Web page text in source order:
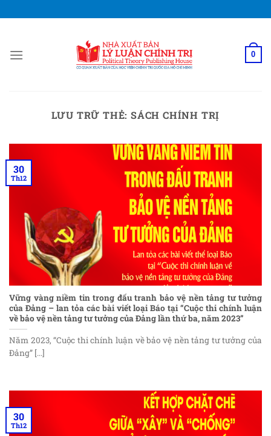
qua
dung
0
LƯU TRỮ THẺ:SÁCH CHÍNH TRỊ
Vững vàng niềm tin trong đấu tranh bảo vệ nền tảng tư tưởng
của Đảng – lan tỏa các bài viết loại Báo tại “Cuộc thi chính luận
về bảo vệ nền tảng tư tưởng của Đảng lần thứ ba, năm 2023”
Năm 2023, “Cuộc thi chính luận về bảo vệ nền tảng tư tưởng của
Đảng” [...]
30
Th12
30
Th12